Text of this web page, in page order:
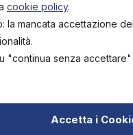
cookie policy.
la mancata accettazione
"continua senza
Accetta i